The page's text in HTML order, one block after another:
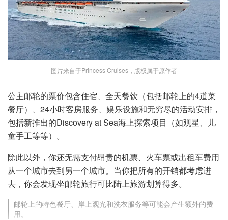
图片来自于Princess Cruises，版权属于原作者
公主邮轮的票价包含住宿、全天餐饮（包括邮轮上的4道菜
餐厅）、24小时客房服务、娱乐设施和无穷尽的活动安排，
包括新推出的Discovery at Sea海上探索项目（如观星、儿
童手工等等）。
除此以外，你还无需支付昂贵的机票、火车票或出租车费用
从一个城市去到另一个城市。当你把所有的开销都考虑进
去，你会发现坐邮轮旅行可比陆上旅游划算得多。
邮轮上的特色餐厅、岸上观光和洗衣服务等可能会产生额外的费
用。